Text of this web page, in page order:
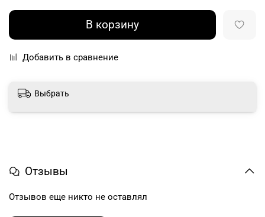
В корзину
Добавить в сравнение
Выбрать
Отзывы
Отзывов еще никто не оставлял